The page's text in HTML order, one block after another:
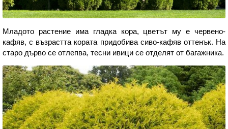
Младото растение има гладка кора, цветът му е червено-
кафяв, с възрастта кората придобива сиво-кафяв оттенък. На
старо дърво се отлепва, тесни ивици се отделят от багажника.